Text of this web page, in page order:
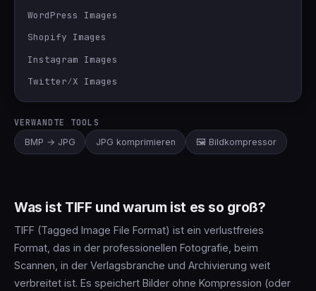
WordPress Images
Shopify Images
Instagram Images
Twitter∕X Images
VERWANDTE TOOLS
BMP → JPG
JPG komprimieren 🖼️ Bildkompressor
Was ist TIFF und warum ist es so groß?
TIFF (Tagged Image File Format) ist ein verlustfreies
Format, das in der professionellen Fotografie, beim
Scannen, in der Verlagsbranche und Archivierung weit
verbreitet ist. Es speichert Bilder ohne Kompression (oder